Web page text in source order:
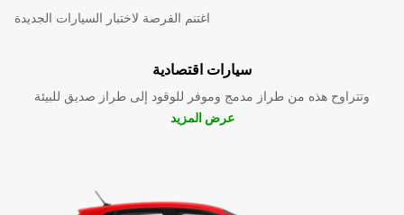
اغتنم الفرصة لاختبار السيارات الجديدة
سيارات اقتصادية
وتتراوح هذه من طراز مدمج وموفر للوقود إلى طراز صديق للبيئة
عرض المزيد